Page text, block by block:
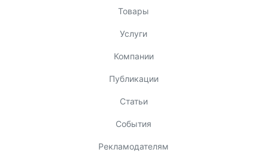
Товары
Услуги
Компании
Публикации
Статьи
События
Рекламодателям